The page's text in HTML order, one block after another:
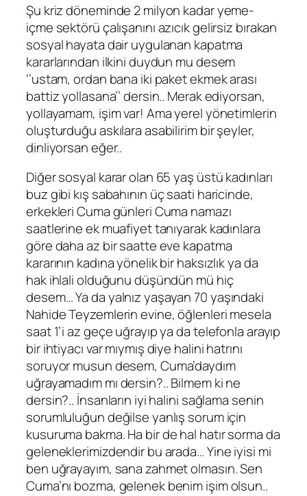
Şu kriz döneminde 2 milyon kadar yeme-
içme sektörü çalışanını azıcık gelirsiz bırakan
sosyal hayata dair uygulanan kapatma
kararlarından ilkini duydun mu desem
‘’ustam, ordan bana iki paket ekmek arası
battiz yollasana’’ dersin.. Merak ediyorsan,
yollayamam, işim var! Ama yerel yönetimlerin
oluşturduğu askılara asabilirim bir şeyler,
dinliyorsan eğer..
Diğer sosyal karar olan 65 yaş üstü kadınları
buz gibi kış sabahının üç saati haricinde,
erkekleri Cuma günleri Cuma namazı
saatlerine ek muafiyet tanıyarak kadınlara
göre daha az bir saatte eve kapatma
kararının kadına yönelik bir haksızlık ya da
hak ihlali olduğunu düşündün mü hiç
desem… Ya da yalnız yaşayan 70 yaşındaki
Nahide Teyzemlerin evine, öğlenleri mesela
saat 1’i az geçe uğrayıp ya da telefonla arayıp
bir ihtiyacı var mıymış diye halini hatrını
soruyor musun desem, Cuma’daydım
uğrayamadım mı dersin?.. Bilmem ki ne
dersin?.. İnsanların iyi halini sağlama senin
sorumluluğun değilse yanlış sorum için
kusuruma bakma. Ha bir de hal hatır sorma da
geleneklerimizdendir bu arada… Yine iyisi mi
ben uğrayayım, sana zahmet olmasın. Sen
Cuma’nı bozma, gelenek benim işim olsun..